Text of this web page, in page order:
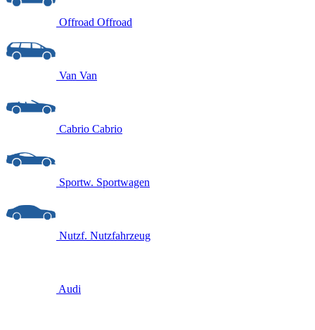
Offroad Offroad
Van Van
Cabrio Cabrio
Sportw. Sportwagen
Nutzf. Nutzfahrzeug
Audi